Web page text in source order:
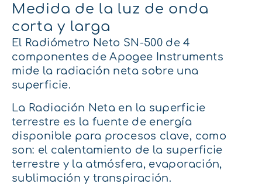
Medida de la luz de onda
corta y larga
El Radiómetro Neto SN-500 de 4
componentes de Apogee Instruments
mide la radiación neta sobre una
superficie.
La Radiación Neta en la superficie
terrestre es la fuente de energía
disponible para procesos clave, como
son: el calentamiento de la superficie
terrestre y la atmósfera, evaporación,
sublimación y transpiración.